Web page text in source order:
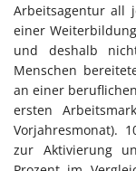
Arbeitsagentur all
einer
und deshalb
Menschen
an einer
ersten
Vorjahresmonat).
zur Aktivierung